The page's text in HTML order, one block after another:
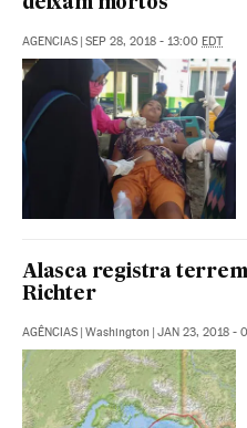
AGENCIAS | SEP 28, 2018 - 13:00 EDT
Alasca registra
Richter
AGÊNCIAS | Washington | JAN 23, 2018 -